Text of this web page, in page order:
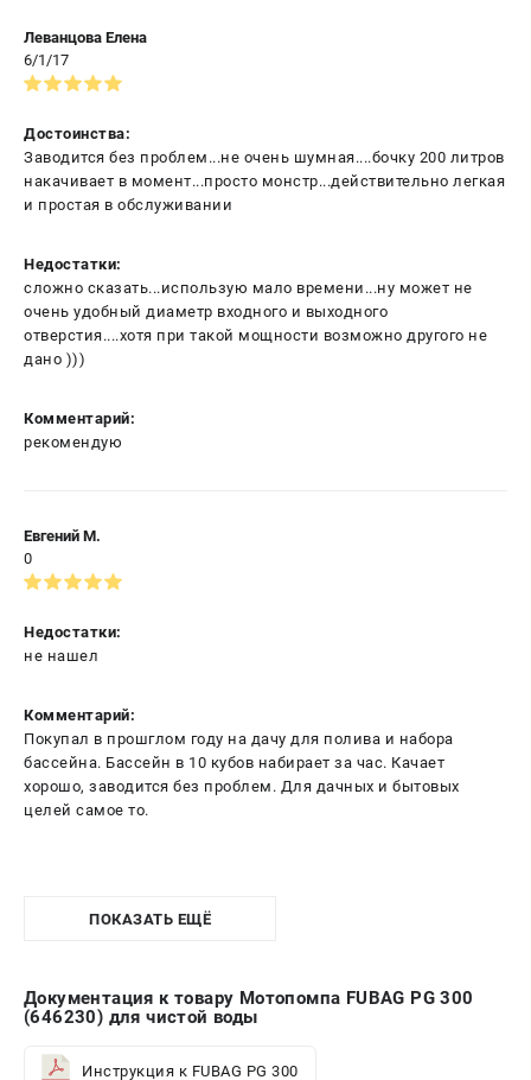
Леванцова Елена
6/1/17
Достоинства:
Заводится без проблем...не очень шумная....бочку 200 литров
накачивает в момент...просто монстр...действительно легкая
и простая в обслуживании
Недостатки:
сложно сказать...использую мало времени...ну может не
очень удобный диаметр входного и выходного
отверстия....хотя при такой мощности возможно другого не
дано )))
Комментарий:
рекомендую
Евгений М.
0
Недостатки:
не нашел
Комментарий:
Покупал в прошглом году на дачу для полива и набора
бассейна. Бассейн в 10 кубов набирает за час. Качает
хорошо, заводится без проблем. Для дачных и бытовых
целей самое то.
ПОКАЗАТЬ ЕЩЁ
Документация к товару Мотопомпа FUBAG PG 300
(646230) для чистой воды
Инструкция к FUBAG PG 300